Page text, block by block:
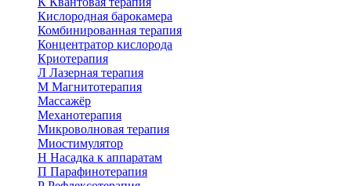
Кислородная барокамера
Комбинированная терапия
Концентратор кислорода
Криотерапия
Л Лазерная терапия
М Магнитотерапия
Массажёр
Механотерапия
Микроволновая терапия
Миостимулятор
Н Насадка к аппаратам
П Парафинотерапия